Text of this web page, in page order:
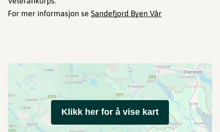
For mer informasjon se Sandefjord Byen Vår
Klikk her for å vise kart